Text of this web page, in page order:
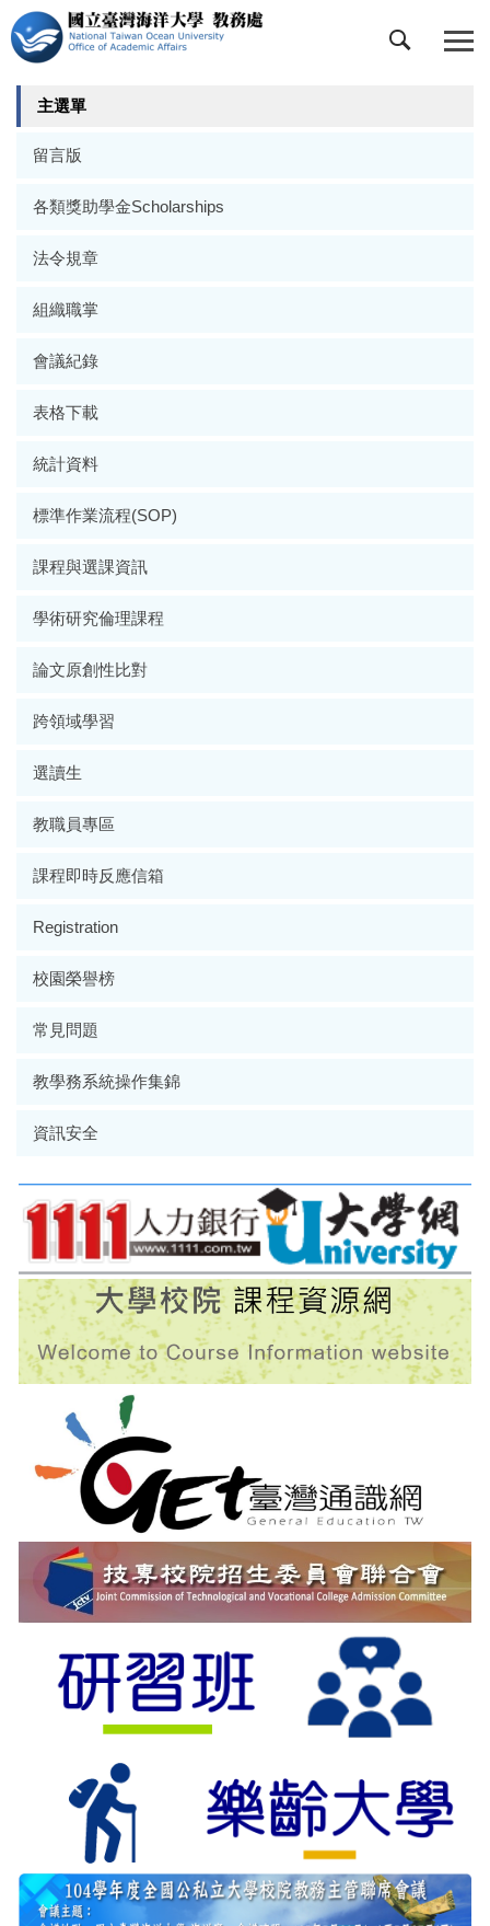
跳
到
主
要
主選單
留言版
各類獎助學金Scholarships
法令規章
組織職掌
會議紀錄
表格下載
統計資料
標準作業流程(SOP)
課程與選課資訊
學術研究倫理課程
論文原創性比對
跨領域學習
選讀生
教職員專區
課程即時反應信箱
Registration
校園榮譽榜
常見問題
教學務系統操作集錦
資訊安全